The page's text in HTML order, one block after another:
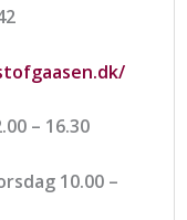
– 16.30
10.00 –